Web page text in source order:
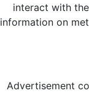
interact with
information on
Advertisement